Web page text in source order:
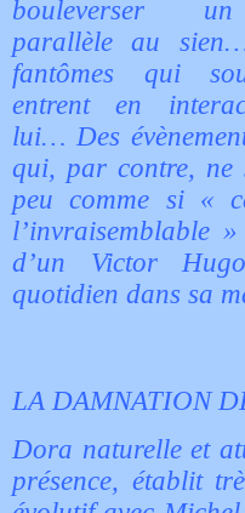
bouleverser
parallèle au
fantômes qui
entrent en
lui… Des
qui, par contre, ne
peu comme si «
l’invraisemblable »
d’un Victor
quotidien dans sa
LA DAMNATION
Dora naturelle et
présence, établit